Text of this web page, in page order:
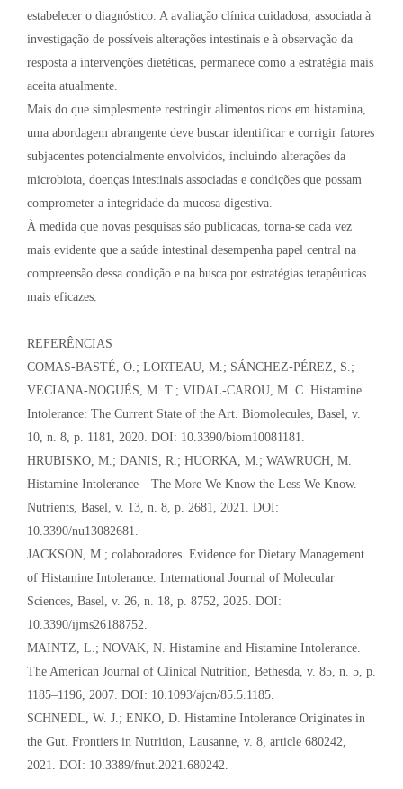
estabelecer o diagnóstico. A avaliação clínica cuidadosa, associada à
investigação de possíveis alterações intestinais e à observação da
resposta a intervenções dietéticas, permanece como a estratégia mais
aceita atualmente.
Mais do que simplesmente restringir alimentos ricos em histamina,
uma abordagem abrangente deve buscar identificar e corrigir fatores
subjacentes potencialmente envolvidos, incluindo alterações da
microbiota, doenças intestinais associadas e condições que possam
comprometer a integridade da mucosa digestiva.
À medida que novas pesquisas são publicadas, torna-se cada vez
mais evidente que a saúde intestinal desempenha papel central na
compreensão dessa condição e na busca por estratégias terapêuticas
mais eficazes.
REFERÊNCIAS
COMAS-BASTÉ, O.; LORTEAU, M.; SÁNCHEZ-PÉREZ, S.;
VECIANA-NOGUÉS, M. T.; VIDAL-CAROU, M. C. Histamine
Intolerance: The Current State of the Art. Biomolecules, Basel, v.
10, n. 8, p. 1181, 2020. DOI: 10.3390/biom10081181.
HRUBISKO, M.; DANIS, R.; HUORKA, M.; WAWRUCH, M.
Histamine Intolerance—The More We Know the Less We Know.
Nutrients, Basel, v. 13, n. 8, p. 2681, 2021. DOI:
10.3390/nu13082681.
JACKSON, M.; colaboradores. Evidence for Dietary Management
of Histamine Intolerance. International Journal of Molecular
Sciences, Basel, v. 26, n. 18, p. 8752, 2025. DOI:
10.3390/ijms26188752.
MAINTZ, L.; NOVAK, N. Histamine and Histamine Intolerance.
The American Journal of Clinical Nutrition, Bethesda, v. 85, n. 5, p.
1185–1196, 2007. DOI: 10.1093/ajcn/85.5.1185.
SCHNEDL, W. J.; ENKO, D. Histamine Intolerance Originates in
the Gut. Frontiers in Nutrition, Lausanne, v. 8, article 680242,
2021. DOI: 10.3389/fnut.2021.680242.